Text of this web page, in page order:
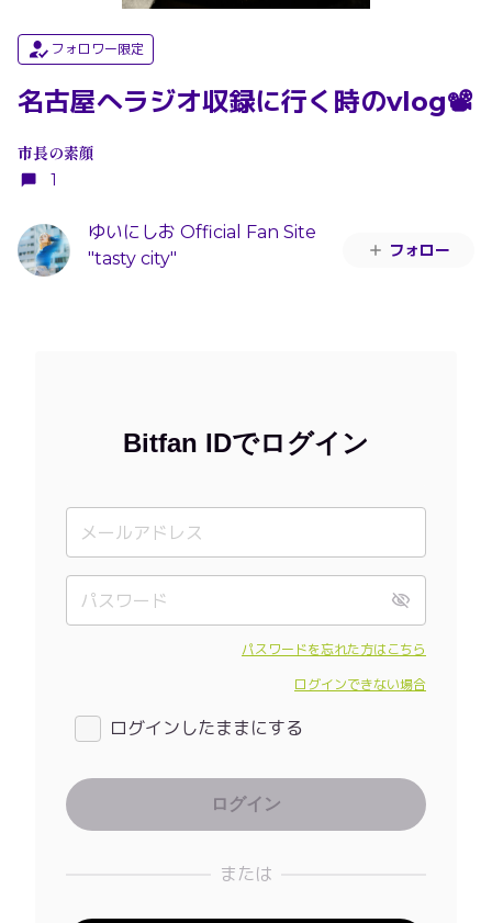
フォロワー限定
名古屋へラジオ収録に行く時のvlog📽️
市長の素顔
1
ゆいにしお Official Fan Site
"tasty city"
フォロー
Bitfan IDでログイン
パスワードを忘れた方はこちら
ログインできない場合
ログインしたままにする
または